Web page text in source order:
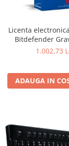
Smartphone
Casti
Mouse Pad
USB Hub
Licenta
Bitdefender
Business1.002,73
ADAUGA IN